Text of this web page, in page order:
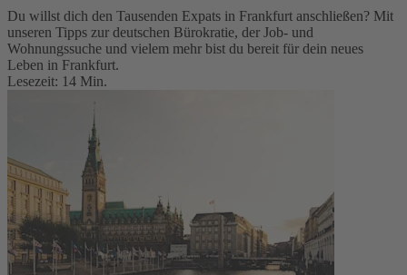
Du willst dich den Tausenden Expats in Frankfurt anschließen? Mit
unseren Tipps zur deutschen Bürokratie, der Job- und
Wohnungssuche und vielem mehr bist du bereit für dein neues
Leben in Frankfurt.
Lesezeit: 14 Min.